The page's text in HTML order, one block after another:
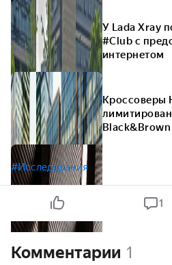
У Lada Xray
#Club с
интернетом
Кроссоверы
Black&Brown
#Исследования
1
Комментарии 1